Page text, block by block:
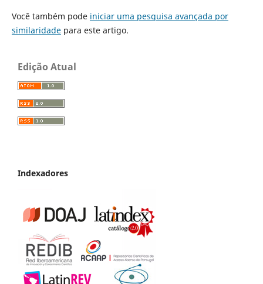
Você também pode iniciar uma pesquisa avançada por
similaridadepara este artigo.
Edição Atual
Indexadores